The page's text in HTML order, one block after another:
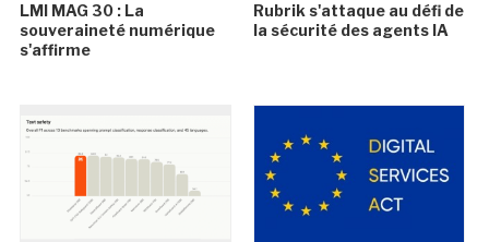
LMI MAG 30 : La
souveraineté numérique
s'affirme
Rubrik s'attaque au défi de
la sécurité des agents IA